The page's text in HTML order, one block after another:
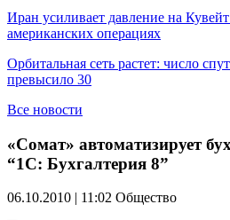
Иран усиливает давление на Кувейт
американских операциях
Орбитальная сеть растет: число
превысило 30
Все новости
«Сомат» автоматизирует
“1С: Бухгалтерия 8”
06.10.2010 | 11:02 Общество